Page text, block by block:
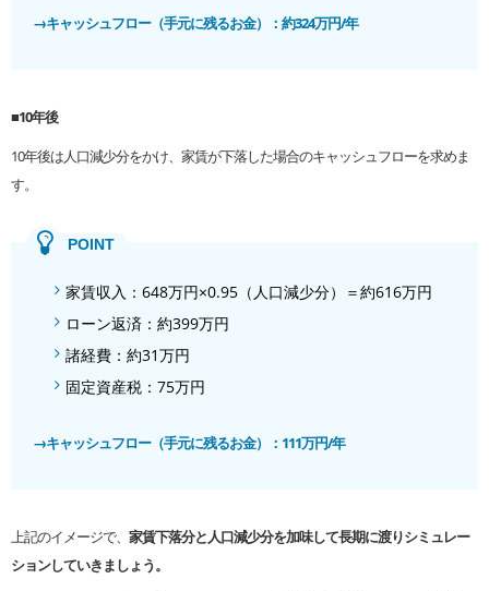
→キャッシュフロー（手元に残るお金）：約324万円/年
■10年後
10年後は人口減少分をかけ、家賃が下落した場合のキャッシュフローを求めま
す。
家賃収入：648万円×0.95（人口減少分）＝約616万円
ローン返済：約399万円
諸経費：約31万円
固定資産税：75万円
→キャッシュフロー（手元に残るお金）：111万円/年
上記のイメージで、 家賃下落分と人口減少分を加味して長期に渡りシミュレー
ションしていきましょう。